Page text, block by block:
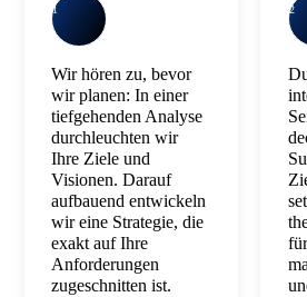
1
Wir hören zu, bevor
wir planen: In einer
tiefgehenden Analyse
durchleuchten wir
Ihre Ziele und
Visionen. Darauf
aufbauend entwickeln
wir eine Strategie, die
exakt auf Ihre
Anforderungen
zugeschnitten ist.
2